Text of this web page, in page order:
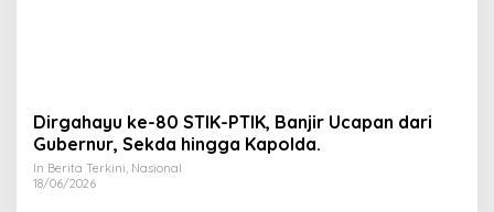
Dirgahayu ke-80 STIK-PTIK, Banjir Ucapan dari
Gubernur, Sekda hingga Kapolda.
In Berita Terkini, Nasional
18/06/2026